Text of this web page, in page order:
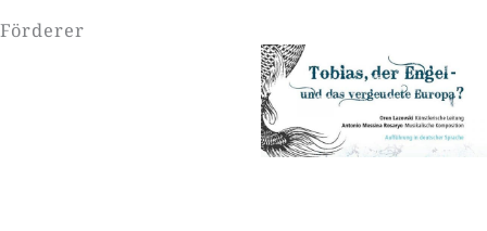
Förderer